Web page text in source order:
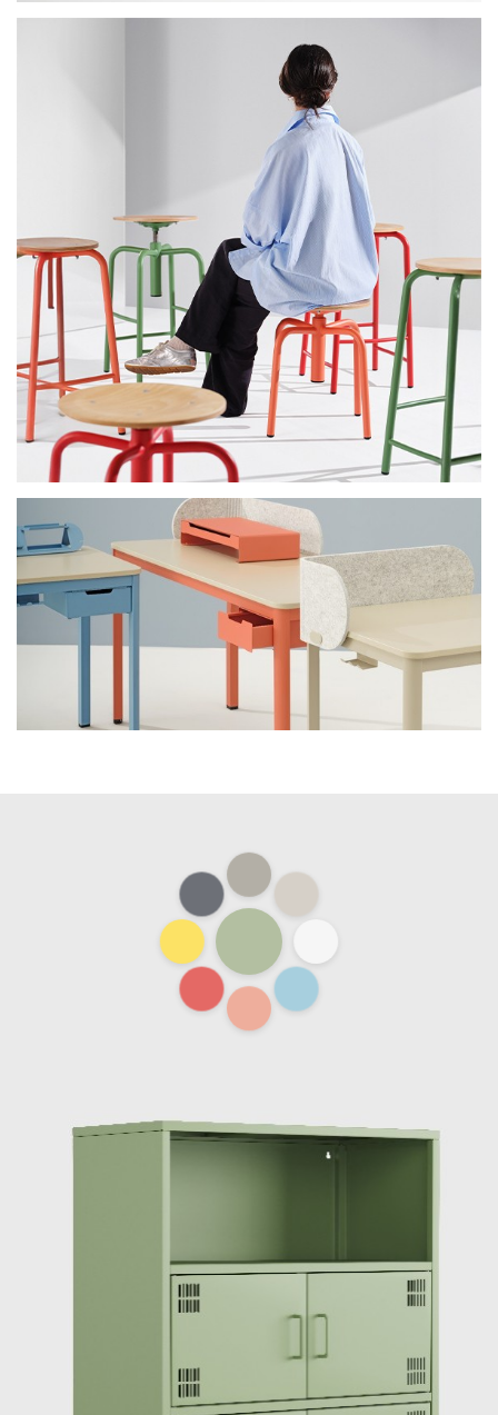
Die Harmonie der Einfachheit und der
Farben
+
Einfache Version von Grace